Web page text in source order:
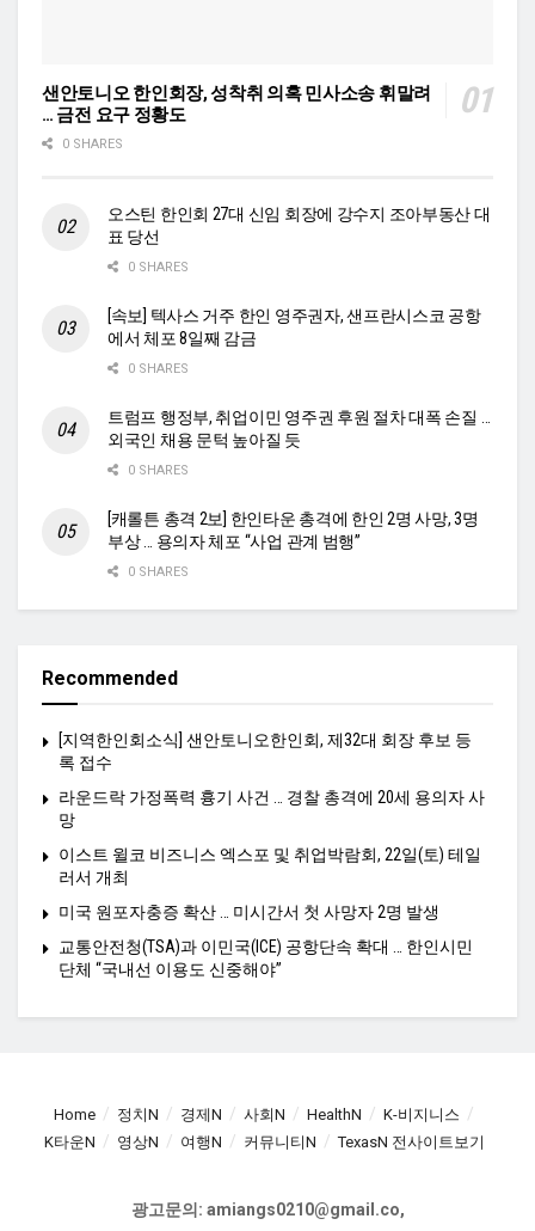
샌안토니오 한인회장, 성착취 의혹 민사소송 휘말려
… 금전 요구 정황도
0 SHARES
오스틴 한인회 27대 신임 회장에 강수지 조아부동산 대
표 당선
0 SHARES
[속보] 텍사스 거주 한인 영주권자, 샌프란시스코 공항
에서 체포 8일째 감금
0 SHARES
트럼프 행정부, 취업이민 영주권 후원 절차 대폭 손질 …
외국인 채용 문턱 높아질 듯
0 SHARES
[캐롤튼 총격 2보] 한인타운 총격에 한인 2명 사망, 3명
부상 … 용의자 체포 “사업 관계 범행”
0 SHARES
Recommended
[지역한인회소식] 샌안토니오한인회, 제32대 회장 후보 등
록 접수
라운드락 가정폭력 흉기 사건 … 경찰 총격에 20세 용의자 사
망
이스트 윌코 비즈니스 엑스포 및 취업박람회, 22일(토) 테일
러서 개최
미국 원포자충증 확산 … 미시간서 첫 사망자 2명 발생
교통안전청(TSA)과 이민국(ICE) 공항단속 확대 … 한인시민
단체 “국내선 이용도 신중해야”
Home 정치N 경제N 사회N HealthN
K-비지니스
K타운N
영상N 여행N 커뮤니티N TexasN 전사이트보기
광고문의: amiangs0210@gmail.co,